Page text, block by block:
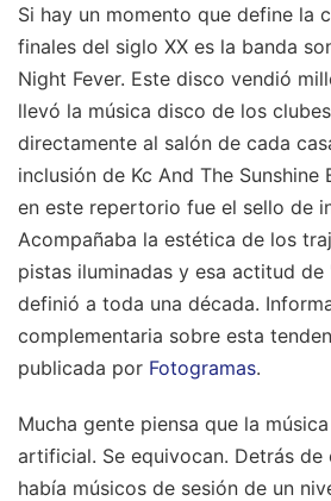
Si hay un momento que define la
finales del siglo XX es la banda
Night Fever. Este disco vendió
llevó la música disco de los
directamente al salón de cada
inclusión de Kc And The Sunshine
en este repertorio fue el sello de
Acompañaba la estética de los
pistas iluminadas y esa actitud
definió a toda una década.
complementaria sobre esta
publicada por Fotogramas.
Mucha gente piensa que la
artificial. Se equivocan. Detrás de
había músicos de sesión de un